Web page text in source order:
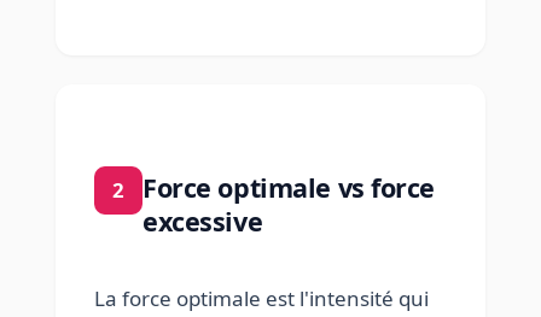
2
Force optimale vs force
excessive
La force optimale est l'intensité qui